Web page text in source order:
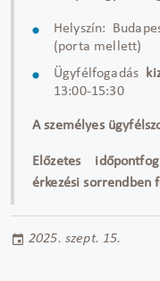
Helyszín:
(porta mellett)
Ügyfélfogadás
13:00-15:30
A személyes
Előzetes
érkezési sorrendben
2025. szept. 15.